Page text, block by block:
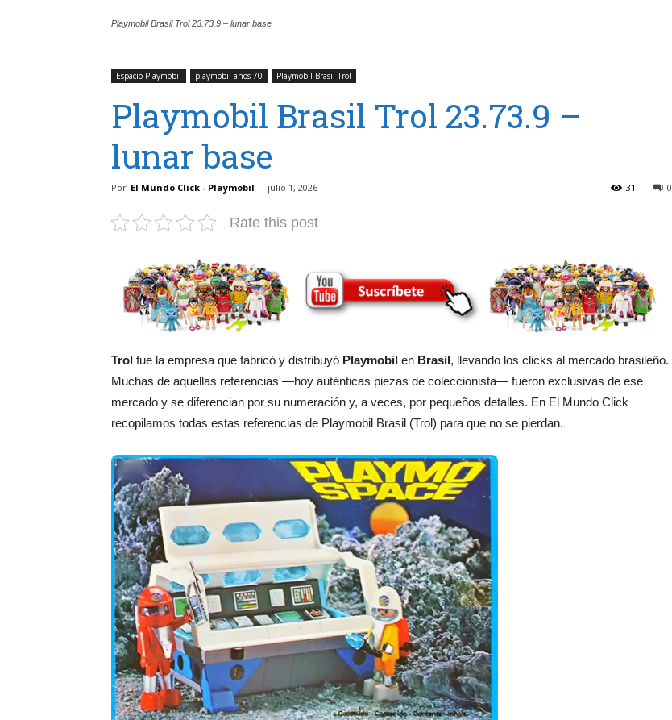
Playmobil Brasil Trol 23.73.9 – lunar base
Espacio Playmobil playmobil años 70 Playmobil Brasil Trol
Playmobil Brasil Trol 23.73.9 –
lunar base
Por El Mundo Click - Playmobil - julio 1, 2026 0
31
Rate this post
Trol fue la empresa que fabricó y distribuyó Playmobil en Brasil, llevando los clicks al mercado brasileño.
Muchas de aquellas referencias —hoy auténticas piezas de coleccionista— fueron exclusivas de ese
mercado y se diferencian por su numeración y, a veces, por pequeños detalles. En El Mundo Click
recopilamos todas estas referencias de Playmobil Brasil (Trol) para que no se pierdan.